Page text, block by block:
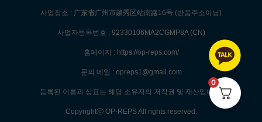
사업장소 : 广东省广州市越秀区站南路16号 (반품주소아님)
사업자등록번호 : 92330106MA2CGMP8A (CN)
홈페이지 : https://op-reps.com/
문의 메일 : opreps1@gmail.com
등록된 이름과 상표는 해당 소유자의 저작권 및 재산입니다.
Copyrightⓒ OP-REPS All rights reserved.
0